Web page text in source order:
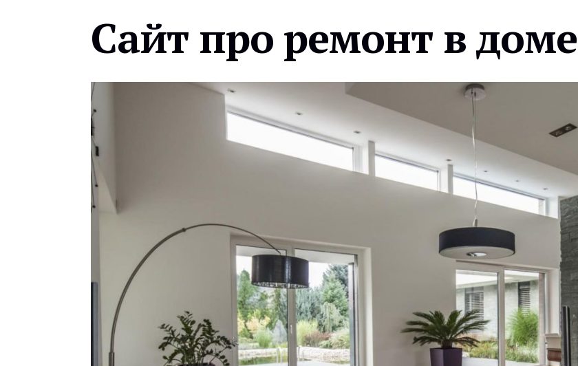
Сайт про ремонт в доме